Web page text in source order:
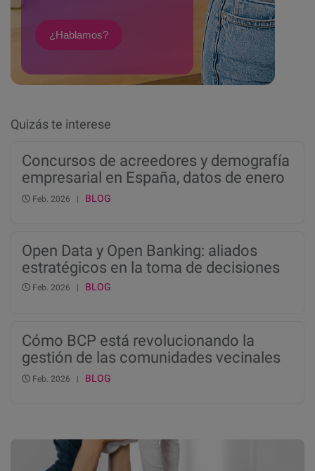
¿Hablamos?
Quizás te interese
Concursos de acreedores y demografía
empresarial en España, datos de enero
de 2026
Feb. 2026 | BLOG
Open Data y Open Banking: aliados
estratégicos en la toma de decisiones
Feb. 2026 | BLOG
Cómo BCP está revolucionando la
gestión de las comunidades vecinales
en España
Feb. 2026 | BLOG